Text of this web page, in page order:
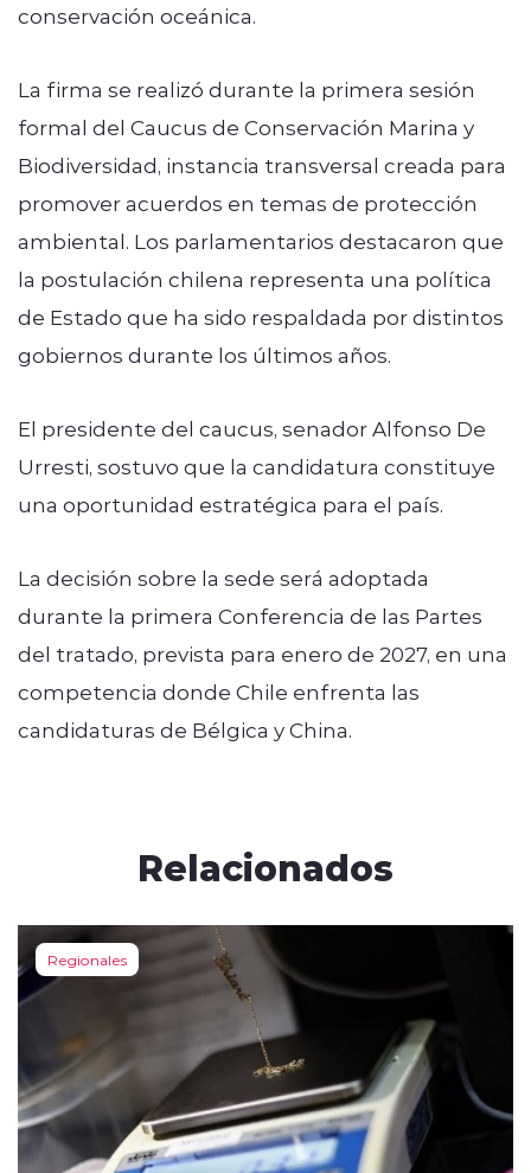
conservación oceánica.
La firma se realizó durante la primera sesión
formal del Caucus de Conservación Marina y
Biodiversidad, instancia transversal creada para
promover acuerdos en temas de protección
ambiental. Los parlamentarios destacaron que
la postulación chilena representa una política
de Estado que ha sido respaldada por distintos
gobiernos durante los últimos años.
El presidente del caucus, senador Alfonso De
Urresti, sostuvo que la candidatura constituye
una oportunidad estratégica para el país.
La decisión sobre la sede será adoptada
durante la primera Conferencia de las Partes
del tratado, prevista para enero de 2027, en una
competencia donde Chile enfrenta las
candidaturas de Bélgica y China.
Relacionados
Regionales